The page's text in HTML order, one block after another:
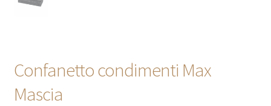
Confanetto condimenti Max
Mascia